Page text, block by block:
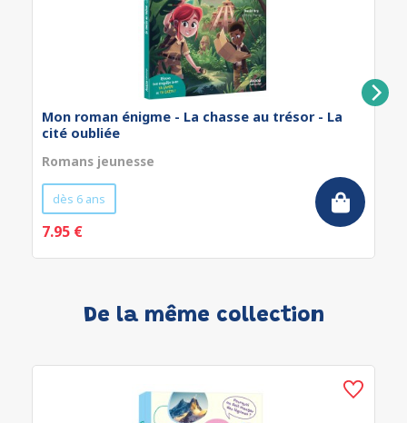
Mon roman énigme - La chasse au trésor - La
cité oubliée
Romans jeunesse
dès 6 ans
7.95 €
De la même collection